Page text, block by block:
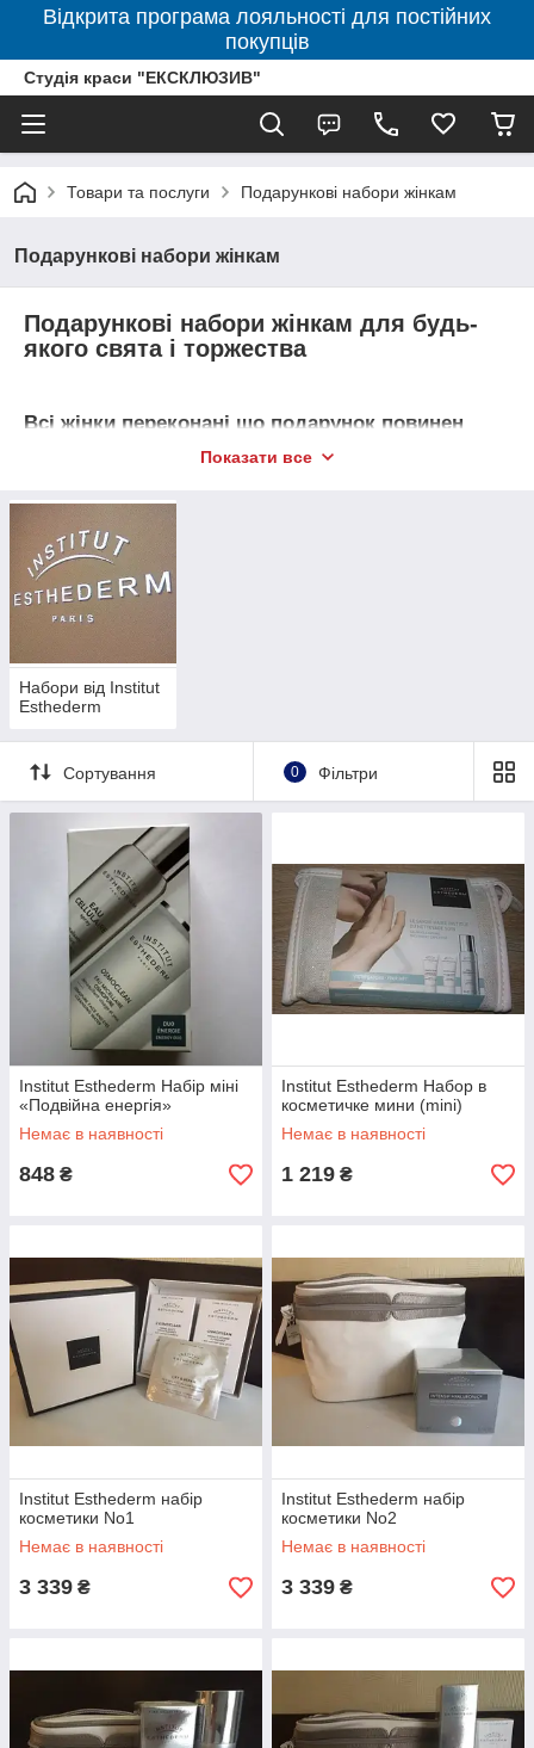
Відкрита програма лояльності для постійних
покупців
Студія краси "ЕКСКЛЮЗИВ"
Товари та послуги Подарункові набори жінкам
Подарункові набори жінкам
Подарункові набори жінкам для будь-
якого свята і торжества
Всі жінки переконані що подарунок повинен
Найкращий подарунок це емоції, а хороші емоції ми Вам
гарантуємо разом з реальними результатами від
використання французької професійної салонної косметики.
Подаруйте своїм рідним, близьким, подрузі не просто набір
шкіру.
Показати все
Набори від Institut
Esthederm
Сортування 0 Фільтри
Institut Esthederm Набір міні
«Подвійна енергія»
Немає в наявності
848 ₴
Institut Esthederm Набор в
косметичке мини (mini)
Немає в наявності
1 219 ₴
Institut Esthederm набір
косметики No1
Немає в наявності
3 339 ₴
Institut Esthederm набір
косметики No2
Немає в наявності
3 339 ₴